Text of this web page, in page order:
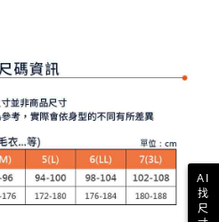
」之契約關係目的，商店將以您的個人
予台灣大哥大進項蒐集、處理及利用，
資料之確認、核對及更正。
結：https://oppay.tw/userRule
後付 」之結帳頁面顯示為準，若有關於
support/home
供之「AFTEE先享後付」服務完成之交
人資料，並將交易相關給付款項請求債
覽以下網址：
上)免運費
上)免運費
AI
找
尺